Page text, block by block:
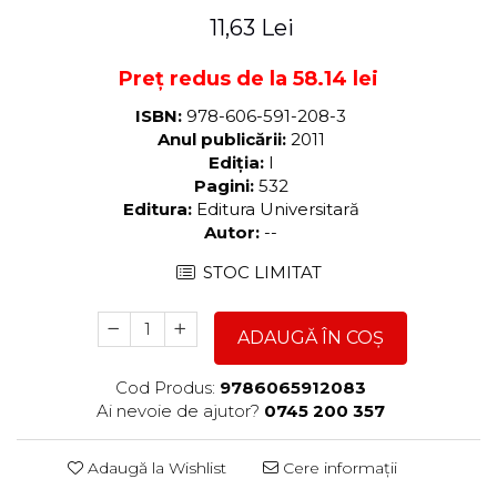
11,63 Lei
Preț redus de la 58.14 lei
ISBN: 978-606-591-208-3
Anul publicării: 2011
Ediția: I
Pagini: 532
Editura: Editura Universitară
Autor: --
STOC LIMITAT
ADAUGĂ ÎN COȘ
Cod Produs: 9786065912083
Ai nevoie de ajutor? 0745 200 357
Adaugă la Wishlist Cere informații